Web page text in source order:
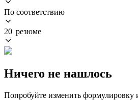
По соответствию
20 резюме
Ничего не нашлось
Попробуйте изменить формулировку